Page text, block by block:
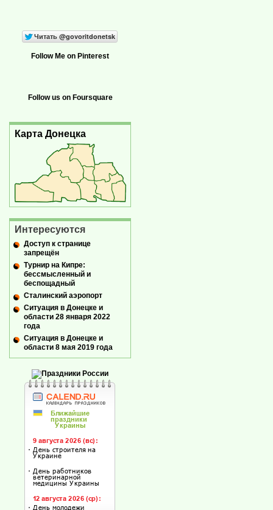
Follow Me on Pinterest
Follow us on Foursquare
Карта Донецка
Интересуются
Доступ к странице
запрещён
Турнир на Кипре:
бессмысленный и
беспощадный
Сталинский аэропорт
Ситуация в Донецке и
области 28 января 2022
года
Ситуация в Донецке и
области 8 мая 2019 года